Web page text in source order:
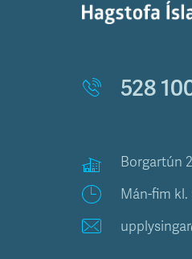
528
Borgartún
Mán-fim kl.